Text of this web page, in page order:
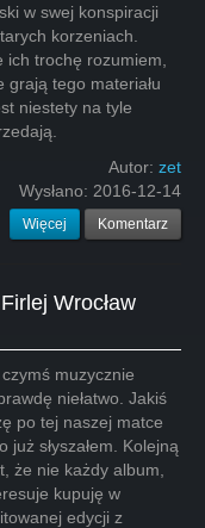
w swej konspiracji
korzeniach.
ich trochę rozumiem,
grają tego materiału
niestety na tyle
Autor: zet
Wysłano: 2016-12-14
Więcej Komentarz
Wrocław
muzycznie
niełatwo. Jakiś
po tej naszej matce
już słyszałem. Kolejną
że nie każdy album,
kupuję w
edycji z